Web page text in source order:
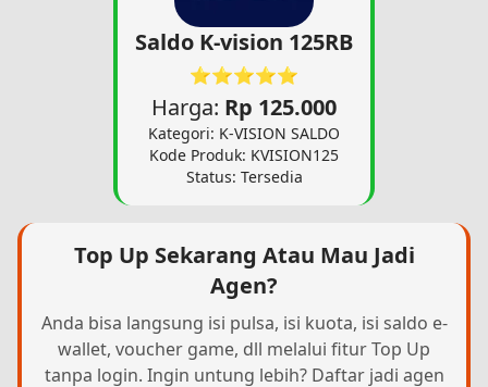
Saldo K-vision 125RB
⭐⭐⭐⭐⭐
Harga: Rp 125.000
Kategori: K-VISION SALDO
Kode Produk: KVISION125
Status: Tersedia
Top Up Sekarang Atau Mau Jadi
Agen?
Anda bisa langsung isi pulsa, isi kuota, isi saldo e-
wallet, voucher game, dll melalui fitur Top Up
tanpa login. Ingin untung lebih? Daftar jadi agen